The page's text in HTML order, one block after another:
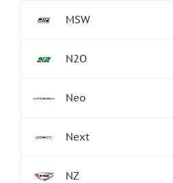
MSW
N2O
Neo
Next
NZ